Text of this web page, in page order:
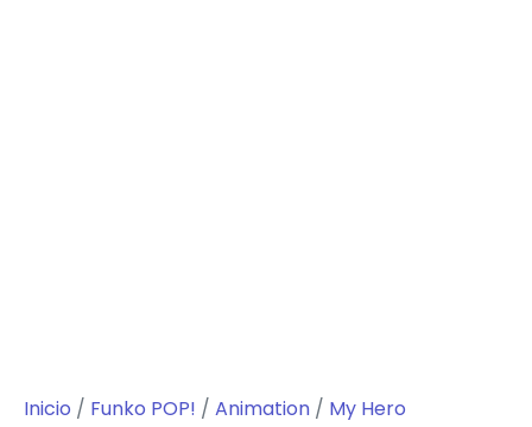
Inicio / Funko POP! / Animation / My Hero